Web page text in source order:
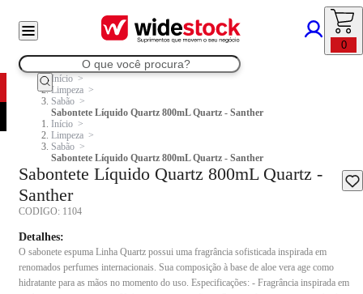
0
Início
Limpeza
Sabão
Sabontete Líquido Quartz 800mL Quartz - Santher
Início
Limpeza
Sabão
Sabontete Líquido Quartz 800mL Quartz - Santher
Sabontete Líquido Quartz 800mL Quartz -
Santher
CODIGO: 1104
Detalhes:
O sabonete espuma Linha Quartz possui uma fragrância sofisticada inspirada em
renomados perfumes internacionais. Sua composição à base de aloe vera age como
hidratante para as mãos no momento do uso. Especificações: - Fragrância inspirada em